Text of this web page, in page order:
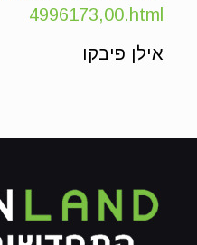
4996173,00.html
אילן פיבקו